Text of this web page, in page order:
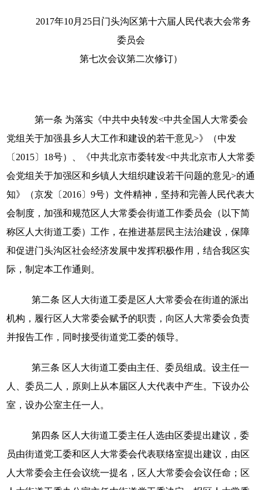
2017年10月 25日门头沟区第十六届人民代表大会常务
委员会
第七次会议第二次修订）
第一条 为落实《中共中央转发<中共全国人大常委会
党组关于加强县乡人大工作和建设的若干意见>》（中发
〔 2015〕 18号）、《中共北京市委转发<中共北京市人大常委
会党组关于加强区和乡镇人大组织建设若干问题的意见>的通
知》（京发〔 2016〕9号）文件精神，坚持和完善人民代表大
会制度，加强和规范区人大常委会街道工作委员会（以下简
称区人大街道工委）工作，在推进基层民主法治建设，保障
和促进门头沟区社会经济发展中发挥积极作用，结合我区实
际，制定本工作通则。
第二条 区人大街道工委是区人大常委会在街道的派出
机构，履行区人大常委会赋予的职责，向区人大常委会负责
并报告工作，同时接受街道党工委的领导。
第三条 区人大街道工委由主任、委员组成。设主任一
人、委员二人，原则上从本届区人大代表中产生。下设办公
室，设办公室主任一人。
第四条 区人大街道工委主任人选由区委提出建议，委
员由街道党工委和区人大常委会代表联络室提出建议，由区
人大常委会主任会议统一提名，区人大常委会会议任命；区